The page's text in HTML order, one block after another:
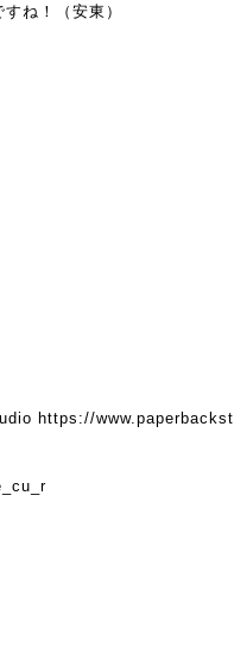
ね！（安東）
https://www.paperbackst